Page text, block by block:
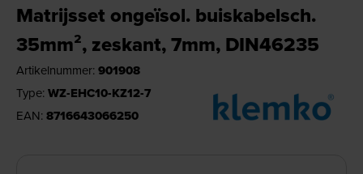
Matrijsset ongeïsol. buiskabelsch.
35mm², zeskant, 7mm, DIN46235
Artikelnummer: 901908
Type: WZ-EHC10-KZ12-7
EAN: 8716643066250